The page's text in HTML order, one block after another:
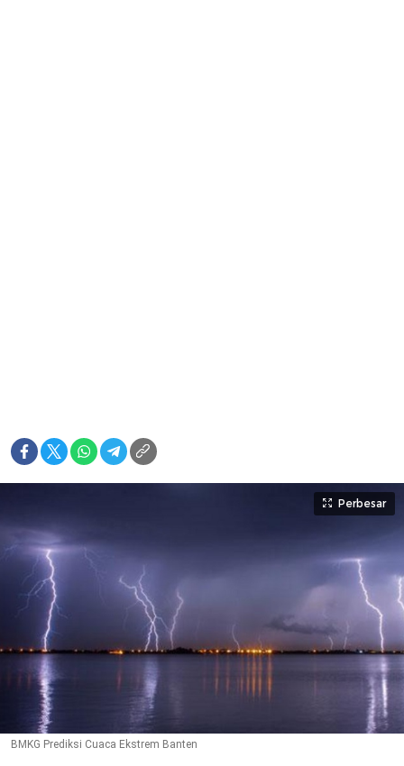
Perbesar
BMKG Prediksi Cuaca Ekstrem Banten